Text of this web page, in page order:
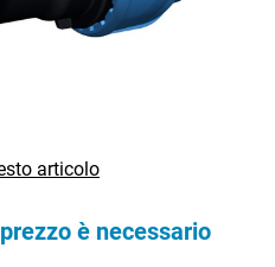
articolo
è necessario